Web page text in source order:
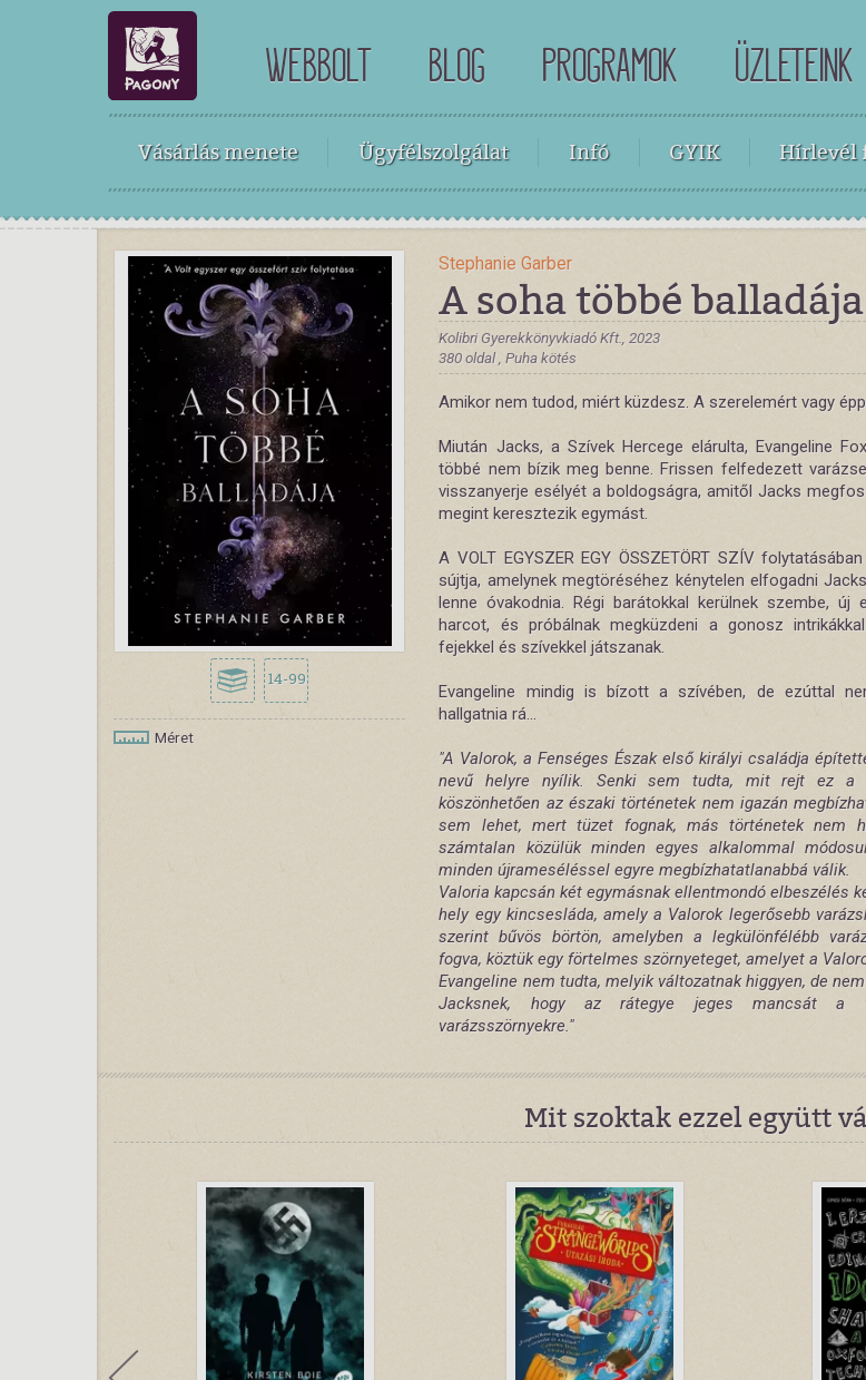
WEBBOLT BLOG PROGRAMOK ÜZLETEINK
Vásárlás menete Ügyfélszolgálat Infó GYIK Hírlevél
14-99
Méret
Stephanie Garber
A soha többé balladája
Kolibri Gyerekkönyvkiadó Kft., 2023
380 oldal , Puha kötés
Amikor nem tudod, miért küzdesz. A szerelemért vagy
Miután Jacks, a Szívek Hercege elárulta, Evangeline
többé nem bízik meg benne. Frissen felfedezett
visszanyerje esélyét a boldogságra, amitől Jacks
megint keresztezik egymást.
A VOLT EGYSZER EGY ÖSSZETÖRT SZÍV
sújtja, amelynek megtöréséhez kénytelen elfogadni
lenne óvakodnia. Régi barátokkal kerülnek szembe, új
harcot, és próbálnak megküzdeni a gonosz
fejekkel és szívekkel játszanak.
Evangeline mindig is bízott a szívében, de ezúttal
hallgatnia rá...
"A Valorok, a Fenséges Észak első királyi családja
nevű helyre nyílik. Senki sem tudta, mit rejt ez a
köszönhetően az északi történetek nem igazán
sem lehet, mert tüzet fognak, más történetek nem
számtalan közülük minden egyes alkalommal
minden újrameséléssel egyre megbízhatatlanabbá válik.
Valoria kapcsán két egymásnak ellentmondó elbeszélés
hely egy kincsesláda, amely a Valorok legerősebb
szerint bűvös börtön, amelyben a legkülönfélébb
fogva, köztük egy förtelmes szörnyeteget, amelyet a
Evangeline nem tudta, melyik változatnak higgyen, de
Jacksnek, hogy az rátegye jeges mancsát a
varázsszörnyekre."
Mit szoktak ezzel együtt